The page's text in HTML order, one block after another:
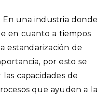
En una industria donde
en cuanto a tiempos
estandarización de
por esto se
capacidades de
que ayuden a la